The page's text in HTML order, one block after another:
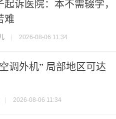
诉医院：本不需辍学，
难
2026-08-06 11:34
调外机” 局部地区可达
2026-08-06 11:34